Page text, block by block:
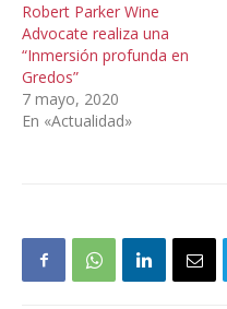
Robert Parker Wine
Advocate realiza una
“Inmersión profunda en
Gredos”
7 mayo, 2020
En «Actualidad»